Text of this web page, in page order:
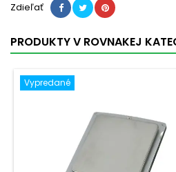
Zdieľať
PRODUKTY V ROVNAKEJ
Vypredané